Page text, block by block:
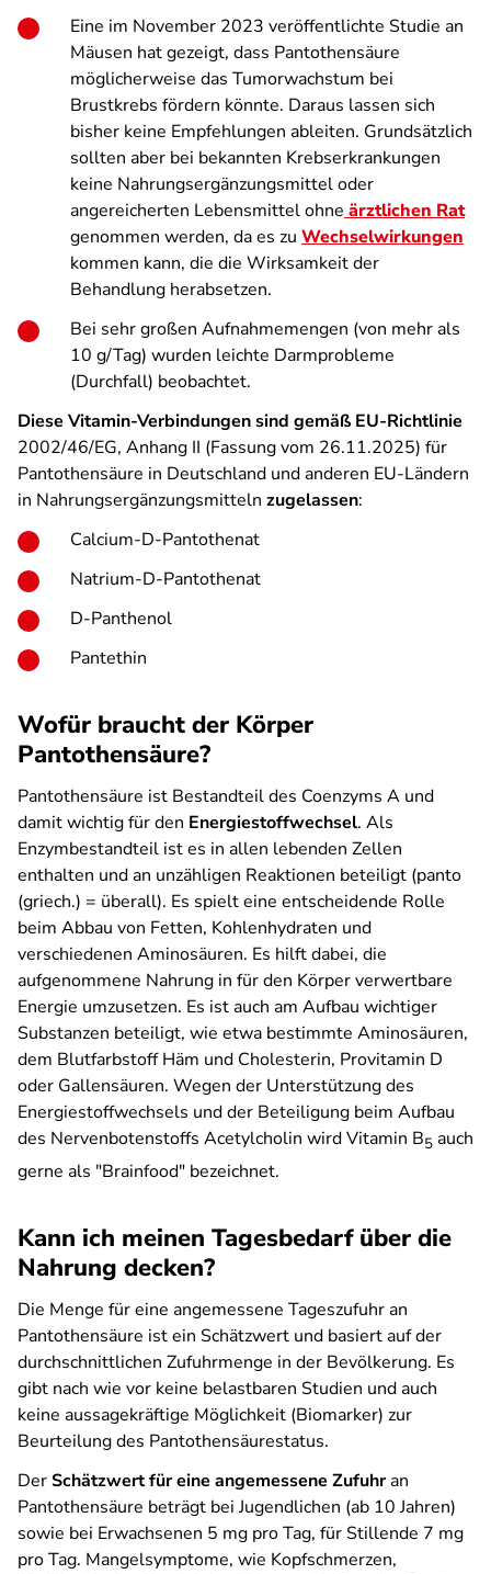
Eine im November 2023 veröffentlichte Studie an
Mäusen hat gezeigt, dass Pantothensäure
möglicherweise das Tumorwachstum bei
Brustkrebs fördern könnte. Daraus lassen sich
bisher keine Empfehlungen ableiten. Grundsätzlich
sollten aber bei bekannten Krebserkrankungen
keine Nahrungsergänzungsmittel oder
angereicherten Lebensmittel ohne ärztlichen Rat
genommen werden, da es zu Wechselwirkungen
kommen kann, die die Wirksamkeit der
Behandlung herabsetzen.
Bei sehr großen Aufnahmemengen (von mehr als
10 g/Tag) wurden leichte Darmprobleme
(Durchfall) beobachtet.
Diese Vitamin-Verbindungen sind gemäß EU-Richtlinie
2002/46/EG, Anhang II (Fassung vom 26.11.2025) für
Pantothensäure in Deutschland und anderen EU-Ländern
in Nahrungsergänzungsmitteln zugelassen:
Calcium-D-Pantothenat
Natrium-D-Pantothenat
D-Panthenol
Pantethin
Wofür braucht der Körper
Pantothensäure?
Pantothensäure ist Bestandteil des Coenzyms A und
damit wichtig für den Energiestoffwechsel. Als
Enzymbestandteil ist es in allen lebenden Zellen
enthalten und an unzähligen Reaktionen beteiligt (panto
(griech.) = überall). Es spielt eine entscheidende Rolle
beim Abbau von Fetten, Kohlenhydraten und
verschiedenen Aminosäuren. Es hilft dabei, die
aufgenommene Nahrung in für den Körper verwertbare
Energie umzusetzen. Es ist auch am Aufbau wichtiger
Substanzen beteiligt, wie etwa bestimmte Aminosäuren,
dem Blutfarbstoff Häm und Cholesterin, Provitamin D
oder Gallensäuren. Wegen der Unterstützung des
Energiestoffwechsels und der Beteiligung beim Aufbau
des Nervenbotenstoffs Acetylcholin wird Vitamin B5 auch
gerne als "Brainfood" bezeichnet.
Kann ich meinen Tagesbedarf über die
Nahrung decken?
Die Menge für eine angemessene Tageszufuhr an
Pantothensäure ist ein Schätzwert und basiert auf der
durchschnittlichen Zufuhrmenge in der Bevölkerung. Es
gibt nach wie vor keine belastbaren Studien und auch
keine aussagekräftige Möglichkeit (Biomarker) zur
Beurteilung des Pantothensäurestatus.
DerSchätzwert für eine angemessene Zufuhran
Pantothensäure beträgt bei Jugendlichen (ab 10 Jahren)
sowie bei Erwachsenen 5 mg pro Tag, für Stillende 7 mg
pro Tag. Mangelsymptome, wie Kopfschmerzen,